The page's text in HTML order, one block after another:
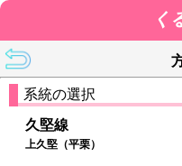
く
系統の選択
久堅線
上久堅（平栗）